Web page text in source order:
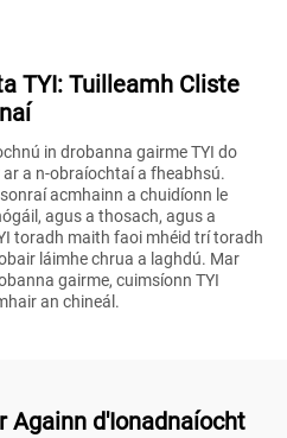
TYI: Tuilleamh Cliste
in drobanna gairme TYI do
a n-obraíochtaí a fheabhsú.
acmhainn a chuidíonn le
agus a thosach, agus a
toradh maith faoi mhéid trí toradh
láimhe chrua a laghdú. Mar
gairme, cuimsíonn TYI
an chineál.
Againn d'Ionadnaíocht